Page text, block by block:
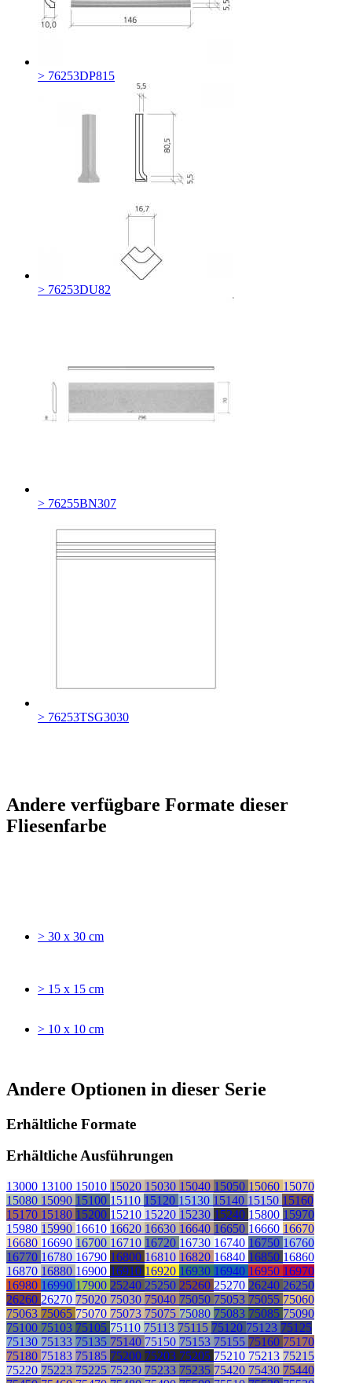
> 76253DP815
> 76253DU82
> 76255BN307
> 76253TSG3030
Andere verfügbare Formate dieser
Fliesenfarbe
> 30 x 30 cm
> 15 x 15 cm
> 10 x 10 cm
Andere Optionen in dieser Serie
Erhältliche Formate
Erhältliche Ausführungen
13000 13100 15010 15020 15030 15040 15050 15060 15070
15080 15090 15100 15110 15120 15130 15140 15150 15160
15170 15180 15200 15210 15220 15230 15240 15800 15970
15980 15990 16610 16620 16630 16640 16650 16660 16670
16680 16690 16700 16710 16720 16730 16740 16750 16760
16770 16780 16790 16800 16810 16820 16840 16850 16860
16870 16880 16900 16910 16920 16930 16940 16950 16970
16980 16990 17900 25240 25250 25260 25270 26240 26250
26260 26270 75020 75030 75040 75050 75053 75055 75060
75063 75065 75070 75073 75075 75080 75083 75085 75090
75100 75103 75105 75110 75113 75115 75120 75123 75125
75130 75133 75135 75140 75150 75153 75155 75160 75170
75180 75183 75185 75200 75203 75205 75210 75213 75215
75220 75223 75225 75230 75233 75235 75420 75430 75440